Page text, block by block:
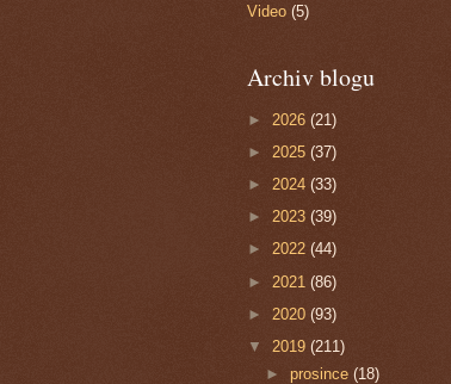
Video (5)
Archiv blogu
► 2026 (21)
► 2025 (37)
► 2024 (33)
► 2023 (39)
► 2022 (44)
► 2021 (86)
► 2020 (93)
▼ 2019 (211)
► prosince(18)